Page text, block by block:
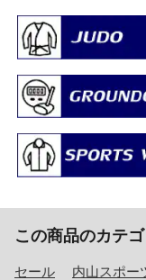
この商品のカテゴ
セール 内山スポー